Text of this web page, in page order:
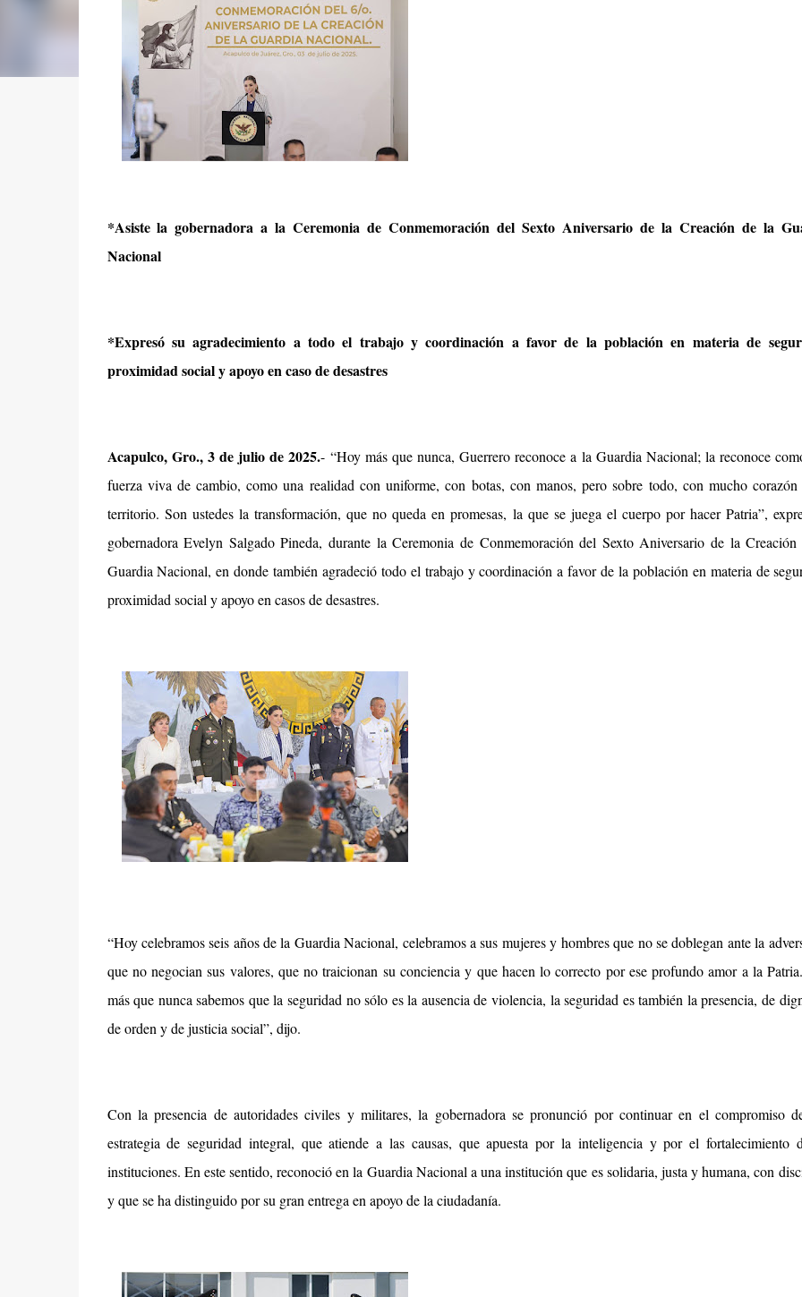
*Asiste la gobernadora a la Ceremonia de Conmemoración del Sexto Aniversario de la Creación de la
Nacional
*Expresó su agradecimiento a todo el trabajo y coordinación a favor de la población en materia de
proximidad social y apoyo en caso de desastres
Acapulco, Gro., 3 de julio de 2025.- “Hoy más que nunca, Guerrero reconoce a la Guardia Nacional; la reconoce
fuerza viva de cambio, como una realidad con uniforme, con botas, con manos, pero sobre todo, con mucho
territorio. Son ustedes la transformación, que no queda en promesas, la que se juega el cuerpo por hacer Patria”,
gobernadora Evelyn Salgado Pineda, durante la Ceremonia de Conmemoración del Sexto Aniversario de la
Guardia Nacional, en donde también agradeció todo el trabajo y coordinación a favor de la población en materia de
proximidad social y apoyo en casos de desastres.
“Hoy celebramos seis años de la Guardia Nacional, celebramos a sus mujeres y hombres que no se doblegan ante la
que no negocian sus valores, que no traicionan su conciencia y que hacen lo correcto por ese profundo amor a la
más que nunca sabemos que la seguridad no sólo es la ausencia de violencia, la seguridad es también la presencia, de
de orden y de justicia social”, dijo.
Con la presencia de autoridades civiles y militares, la gobernadora se pronunció por continuar en el compromiso
estrategia de seguridad integral, que atiende a las causas, que apuesta por la inteligencia y por el fortalecimiento
instituciones. En este sentido, reconoció en la Guardia Nacional a una institución que es solidaria, justa y humana, con
y que se ha distinguido por su gran entrega en apoyo de la ciudadanía.